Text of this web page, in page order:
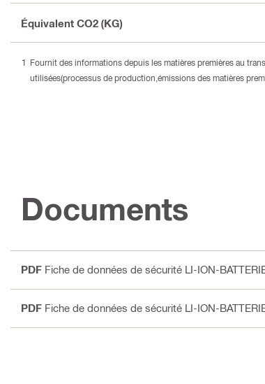
Équivalent CO2 (KG)
Fournit des informations depuis les matières premières au
utilisées(processus de production,émissions des matières
Documents
PDF Fiche de données de sécurité LI-ION-
PDF Fiche de données de sécurité LI-ION-